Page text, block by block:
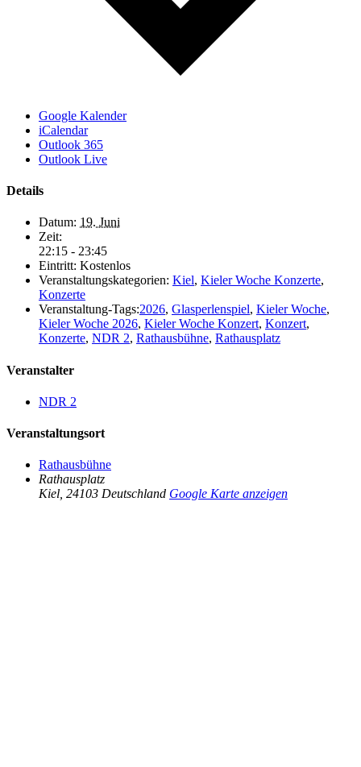
Google Kalender
iCalendar
Outlook 365
Outlook Live
Details
Datum: 19. Juni
Zeit:
22:15 - 23:45
Eintritt: Kostenlos
Veranstaltungskategorien: Kiel, Kieler Woche Konzerte,
Konzerte
Veranstaltung-Tags:2026, Glasperlenspiel, Kieler Woche,
Kieler Woche 2026, Kieler Woche Konzert, Konzert,
Konzerte, NDR 2, Rathausbühne, Rathausplatz
Veranstalter
NDR 2
Veranstaltungsort
Rathausbühne
Rathausplatz
Kiel, 24103 Deutschland Google Karte anzeigen